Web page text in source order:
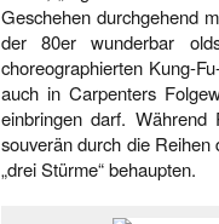
Geschehen durchgehend
der 80er wunderbar
choreographierten Kung-
auch in Carpenters
einbringen darf. Während
souverän durch die
„drei Stürme“ behaupten.